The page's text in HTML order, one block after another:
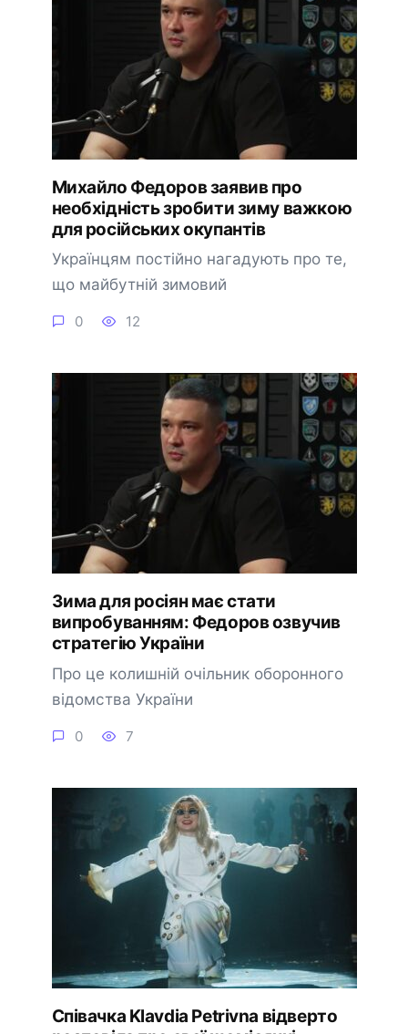
Михайло Федоров заявив про
необхідність зробити зиму важкою
для російських окупантів
Українцям постійно нагадують про те,
що майбутній зимовий
0 12
Зима для росіян має стати
випробуванням: Федоров озвучив
стратегію України
Про це колишній очільник оборонного
відомства України
0 7
Співачка Klavdia Petrivna відверто